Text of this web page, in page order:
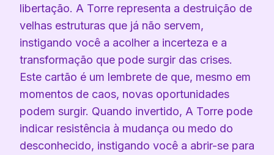
libertação. A Torre representa a destruição de
velhas estruturas que já não servem,
instigando você a acolher a incerteza e a
transformação que pode surgir das crises.
Este cartão é um lembrete de que, mesmo em
momentos de caos, novas oportunidades
podem surgir. Quando invertido, A Torre pode
indicar resistência à mudança ou medo do
desconhecido, instigando você a abrir-se para